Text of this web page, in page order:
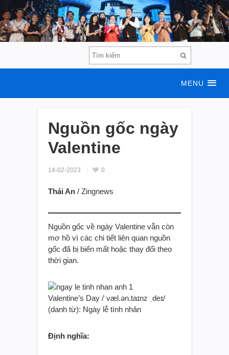
MENU
Nguồn gốc ngày
Valentine
14-02-2023 0
Thái An / Zingnews
Nguồn gốc về ngày Valentine vẫn còn
mơ hồ vì các chi tiết liên quan nguồn
gốc đã bị biến mất hoặc thay đổi theo
thời gian.
Valentine’s Day /ˈvæl.ən.taɪnz ˌdeɪ/
(danh từ): Ngày lễ tình nhân
Định nghĩa: